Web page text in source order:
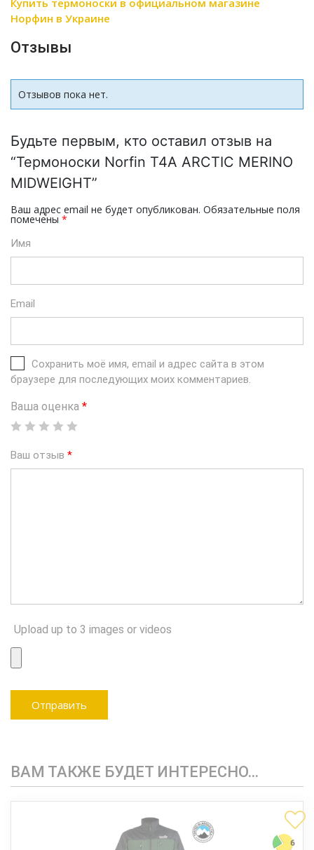
Купить термоноски в официальном магазине
Норфин в Украине
Отзывы
Отзывов пока нет.
Будьте первым, кто оставил отзыв на
“Термоноски Norfin T4A ARCTIC MERINO
MIDWEIGHT”
Ваш адрес email не будет опубликован. Обязательные поля
помечены *
Имя
Email
Сохранить моё имя, email и адрес сайта в этом
браузере для последующих моих комментариев.
Ваша оценка *
Ваш отзыв *
Upload up to 3 images or videos
ВАМ ТАКЖЕ БУДЕТ ИНТЕРЕСНО…